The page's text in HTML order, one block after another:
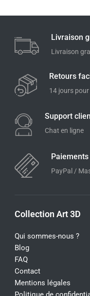
Livraison
Livraison
Retours
14 jours
Support
Chat en ligne
PayPal /
Collection Art 3D
Qui sommes-nous ?
Blog
FAQ
Contact
Mentions légales